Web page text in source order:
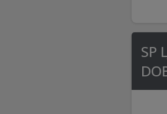
SP